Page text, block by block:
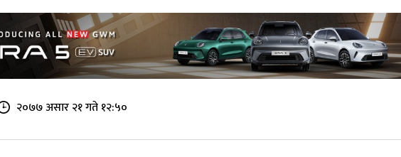
२०७७ असार २१ गते १२:५०